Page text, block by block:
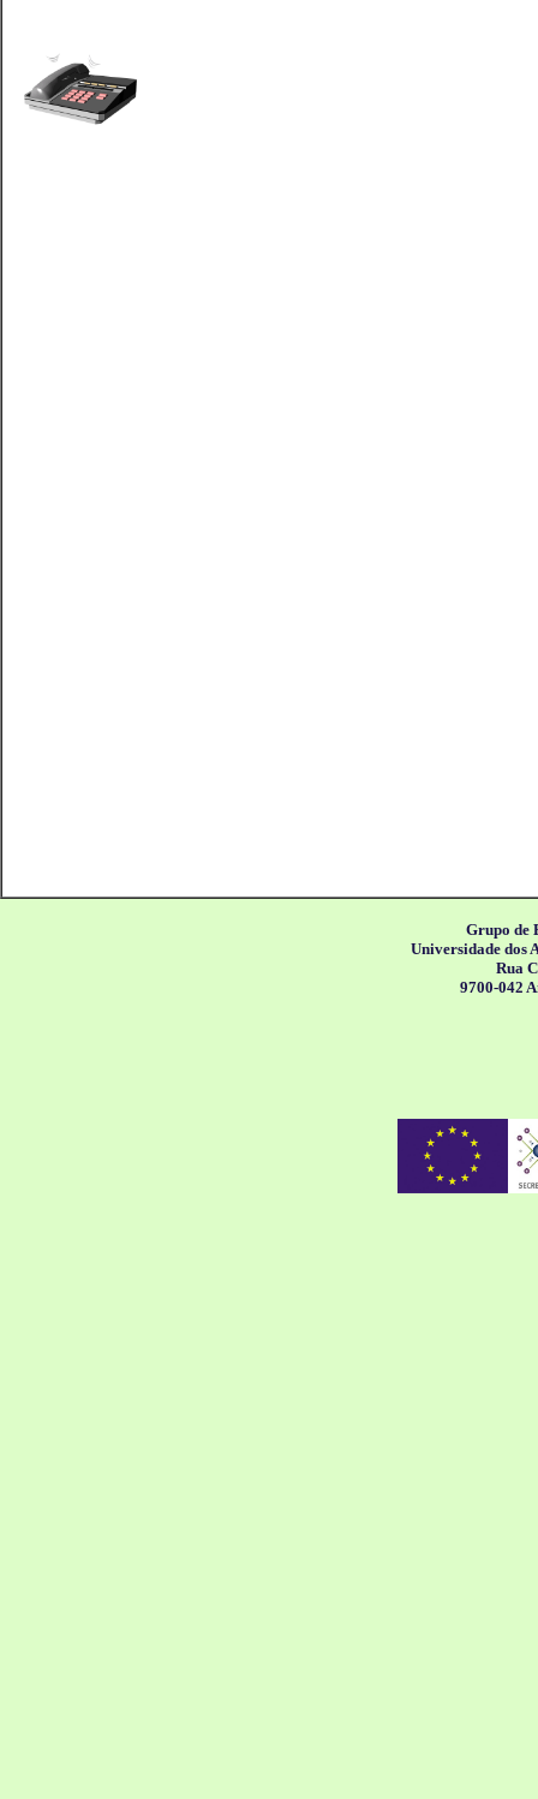
Grupo de
Universidade dos
Rua
9700-042